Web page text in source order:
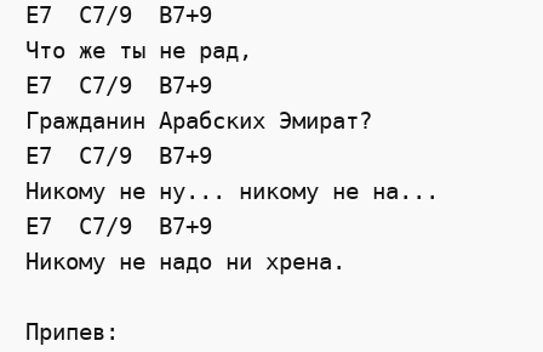
E7  C7/9  B7+9
Что же ты не рад,
E7  C7/9  B7+9
Гражданин Арабских Эмират?
E7  C7/9  B7+9
Никому не ну... никому не на...
E7  C7/9  B7+9
Никому не надо ни хрена.
Припев: